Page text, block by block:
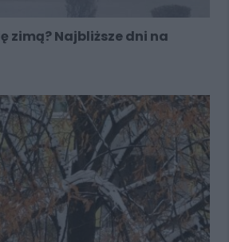
zimą? Najbliższe dni na